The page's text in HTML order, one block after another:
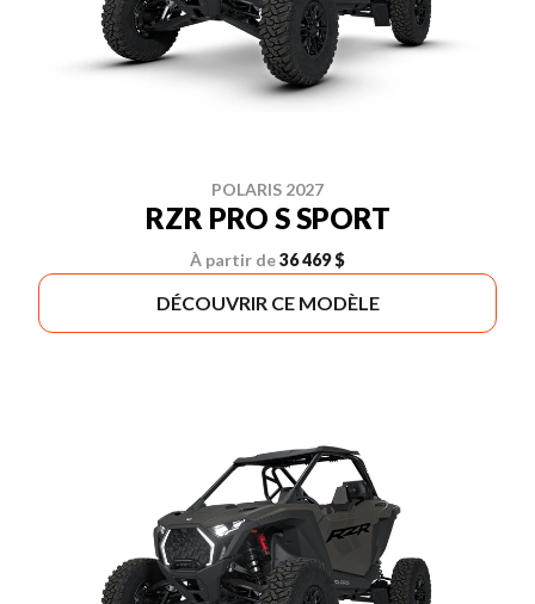
POLARIS 2027
RZR PRO S SPORT
À partir de36 469 $
DÉCOUVRIR CE MODÈLE